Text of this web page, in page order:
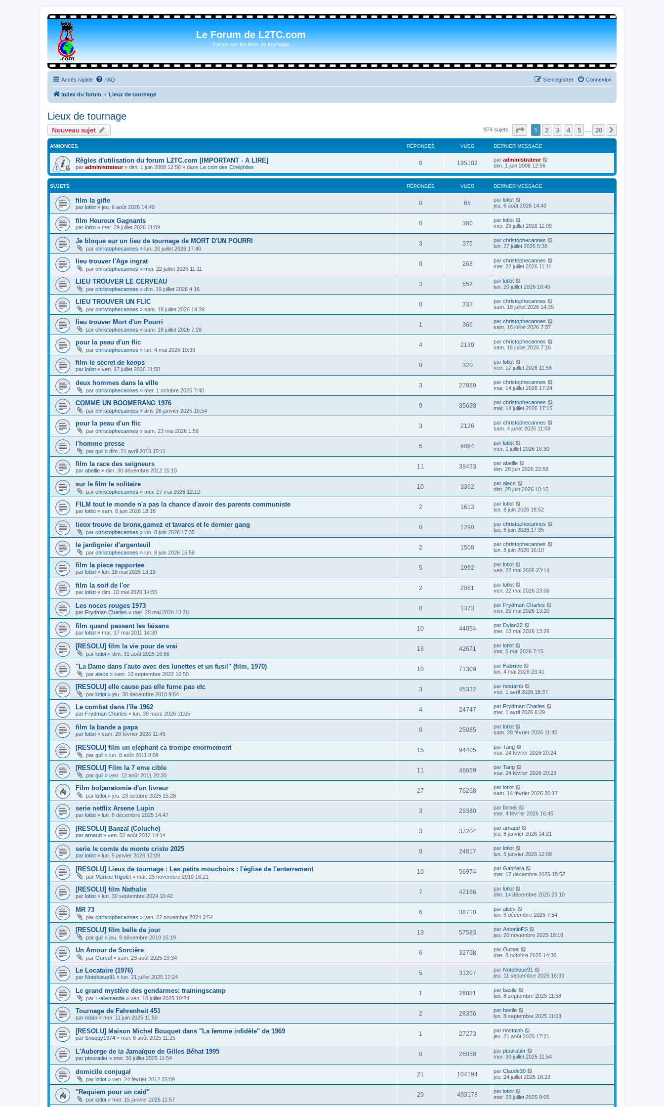
Le Forum de L2TC.com
Forum sur les lieux de tournage
Accès rapide FAQ Connexion
S’enregistrer
Index du forum Lieux de tournage
Lieux de tournage
Nouveau sujet 974 sujets Page sur20
1 2 3 4 5 20
ANNONCES RÉPONSES VUES DERNIER MESSAGE
Règles d'utilisation du forum L2TC.com [IMPORTANT - A LIRE]
par administrateur» dim. 1 juin 2008 12:56 » dans Le coin des Cinéphiles
0 195182 par administrateur
dim. 1 juin 2008 12:56
SUJETS RÉPONSES VUES DERNIER MESSAGE
film la gifle
par lotlot » jeu. 6 août 2026 14:40
0 65 par lotlot
jeu. 6 août 2026 14:40
film Heureux Gagnants
par lotlot » mer. 29 juillet 2026 11:09
0 380 par lotlot
mer. 29 juillet 2026 11:09
Je bloque sur un lieu de tournage de MORT D'UN POURRI
par christophecannes » lun. 20 juillet 2026 17:40
3 375 par christophecannes
lun. 27 juillet 2026 5:38
lieu trouver l'Age ingrat
par christophecannes » mer. 22 juillet 2026 11:11
0 268 par christophecannes
mer. 22 juillet 2026 11:11
LIEU TROUVER LE CERVEAU
par christophecannes » dim. 19 juillet 2026 4:16
3 552 par lotlot
lun. 20 juillet 2026 18:45
LIEU TROUVER UN FLIC
par christophecannes » sam. 18 juillet 2026 14:39
0 333 par christophecannes
sam. 18 juillet 2026 14:39
lieu trouver Mort d'un Pourri
par christophecannes » sam. 18 juillet 2026 7:28
1 366 par christophecannes
sam. 18 juillet 2026 7:37
pour la peau d'un flic
par christophecannes » lun. 4 mai 2026 10:39
4 2130 par christophecannes
sam. 18 juillet 2026 7:16
film le secret de keops
par lotlot » ven. 17 juillet 2026 11:58
0 320 par lotlot
ven. 17 juillet 2026 11:58
deux hommes dans la ville
par christophecannes » mer. 1 octobre 2025 7:40
3 27869 par christophecannes
mar. 14 juillet 2026 17:24
COMME UN BOOMERANG 1976
par christophecannes » dim. 26 janvier 2025 10:54
9 35688 par christophecannes
mar. 14 juillet 2026 17:15
pour la peau d'un flic
par christophecannes » sam. 23 mai 2026 1:59
3 2126 par christophecannes
sam. 4 juillet 2026 11:08
l'homme presse
par guil » dim. 21 avril 2013 15:11
5 9884 par lotlot
mer. 1 juillet 2026 18:30
film la race des seigneurs
par abeille » dim. 30 décembre 2012 15:10
11 39433 par abeille
dim. 28 juin 2026 22:58
sur le film le solitaire
par christophecannes » mer. 27 mai 2026 12:12
10 3362 par alecs
dim. 28 juin 2026 10:15
FILM tout le monde n'a pas la chance d'avoir des parents communiste
par lotlot » sam. 6 juin 2026 18:18
2 1613 par lotlot
lun. 8 juin 2026 18:52
lieux trouve de bronx,gamez et tavares et le dernier gang
par christophecannes » lun. 8 juin 2026 17:35
0 1290 par christophecannes
lun. 8 juin 2026 17:35
le jardignier d'argenteuil
par christophecannes » lun. 8 juin 2026 15:58
2 1508 par christophecannes
lun. 8 juin 2026 16:10
film la piece rapportee
par lotlot » lun. 18 mai 2026 13:19
5 1992 par lotlot
ven. 22 mai 2026 23:14
film la soif de l'or
par lotlot » dim. 10 mai 2026 14:55
2 2081 par lotlot
ven. 22 mai 2026 23:06
Les noces rouges 1973
par Frydman Charles » mer. 20 mai 2026 13:20
0 1373 par Frydman Charles
mer. 20 mai 2026 13:20
film quand passent les faisans
par lotlot » mar. 17 mai 2011 14:30
10 44054 par Dylan22
mer. 13 mai 2026 13:26
[RESOLU] film la vie pour de vrai
par lotlot » dim. 31 août 2025 16:56
16 42671 par lotlot
mar. 5 mai 2026 7:15
"La Dame dans l'auto avec des lunettes et un fusil" (film, 1970)
par alecs » sam. 10 septembre 2022 10:50
10 71309 par Fabrice
lun. 4 mai 2026 23:41
[RESOLU] elle cause pas elle fume pas etc
par lotlot » jeu. 30 décembre 2010 9:54
3 45332 par nostalnb
mer. 1 avril 2026 18:37
Le combat dans l'île 1962
par Frydman Charles » lun. 30 mars 2026 11:05
4 24747 par Frydman Charles
mer. 1 avril 2026 6:29
film la bande a papa
par lotlot » sam. 28 février 2026 11:45
0 25085 par lotlot
sam. 28 février 2026 11:45
[RESOLU] film un elephant ca trompe enormement
par guil » lun. 8 août 2011 8:09
15 94405 par Tang
mar. 24 février 2026 20:24
[RESOLU] Film la 7 eme cible
par guil » ven. 12 août 2011 20:30
11 46659 par Tang
mar. 24 février 2026 20:23
Film bof;anatomie d'un livreur
par lotlot » jeu. 23 octobre 2025 15:28
27 76268 par lotlot
sam. 14 février 2026 20:17
serie netflix Arsene Lupin
par lotlot » lun. 8 décembre 2025 14:47
3 29380 par forneli
mer. 4 février 2026 16:45
[RESOLU] Banzaï (Coluche)
par arnaud » ven. 31 août 2012 14:14
3 37204 par arnaud
jeu. 8 janvier 2026 14:21
serie le comte de monte cristo 2025
par lotlot » lun. 5 janvier 2026 12:09
0 24817 par lotlot
lun. 5 janvier 2026 12:09
[RESOLU] Lieux de tournage : Les petits mouchoirs : l'église de l'enterrement
par Martine Rigolet » mar. 23 novembre 2010 16:21
10 56974 par Gabriella
mer. 17 décembre 2025 18:52
[RESOLU] film Nathalie
par lotlot » lun. 30 septembre 2024 10:42
7 42166 par lotlot
dim. 14 décembre 2025 23:10
MR 73
par christophecannes » ven. 22 novembre 2024 3:54
6 38710 par alecs
lun. 8 décembre 2025 7:54
[RESOLU] film belle de jour
par guil » jeu. 9 décembre 2010 15:19
13 57583 par AntonioFS
jeu. 20 novembre 2025 18:18
Un Amour de Sorcière
par Oursel » sam. 23 août 2025 19:34
6 32798 par Oursel
mer. 8 octobre 2025 14:36
Le Locataire (1976)
par Notebleue91 » lun. 21 juillet 2025 17:24
5 31207 par Notebleue91
jeu. 11 septembre 2025 16:33
Le grand mystère des gendarmes: trainingscamp
par L-allemande » ven. 18 juillet 2025 10:24
1 26881 par basile
lun. 8 septembre 2025 11:58
Tournage de Fahrenheit 451
par milan » mer. 11 juin 2025 11:50
2 28356 par basile
lun. 8 septembre 2025 11:03
[RESOLU] Maison Michel Bouquet dans "La femme infidèle" de 1969
par Snoopy1974 » mer. 6 août 2025 11:25
1 27273 par nostalnb
jeu. 21 août 2025 17:21
L'Auberge de la Jamaïque de Gilles Béhat 1995
par ptouratier » mer. 30 juillet 2025 11:54
0 26058 par ptouratier
mer. 30 juillet 2025 11:54
domicile conjugal
par lotlot » ven. 24 février 2012 15:09
21 104194 par Claude30
jeu. 24 juillet 2025 18:23
"Requiem pour un caid"
par lotlot » mer. 15 janvier 2025 11:57
29 493178 par lotlot
mer. 23 juillet 2025 9:05